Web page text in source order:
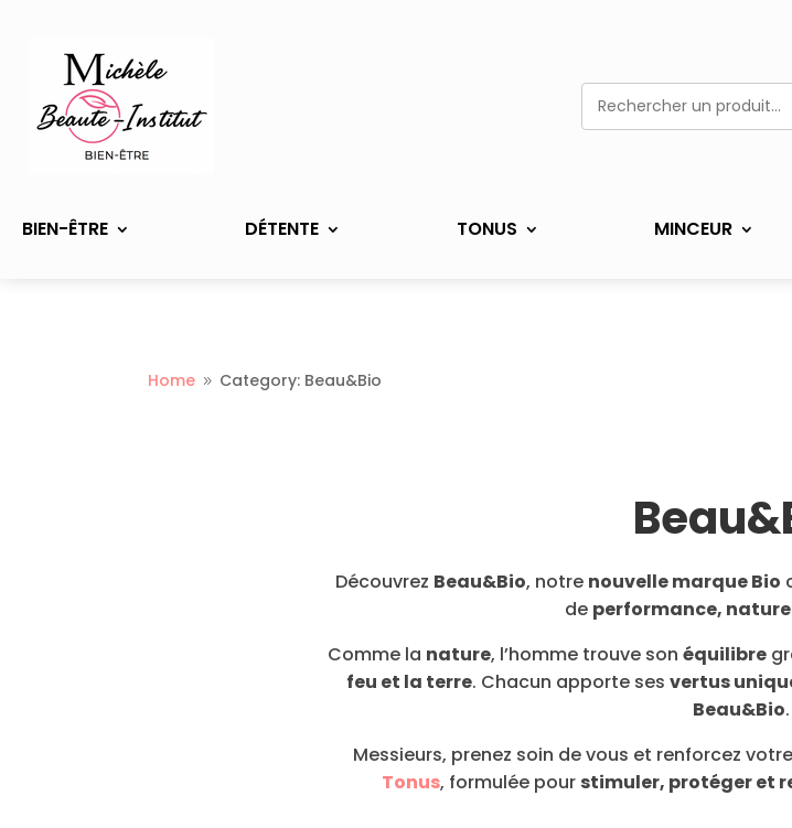
BIEN-ÊTRE DÉTENTE TONUS MINCEUR
Home 9 Category: Beau&Bio
Découvrez Beau&Bio, notre nouvelle marque Bio
de performance,
Comme la nature, l’homme trouve son équilibre
feu et la terre. Chacun apporte ses vertus
Beau&Bio.
Messieurs, prenez soin de vous et renforcez votre
Tonus, formulée pour stimuler, protéger et